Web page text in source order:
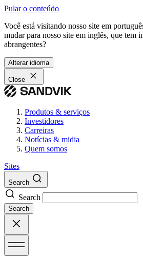
Pular o conteúdo
Você está visitando nosso site em
mudar para nosso site em inglês, que tem
abrangentes?
Alterar idioma
Close
Produtos & serviços
Investidores
Carreiras
Notícias & midia
Quem somos
Sites
Search
Search
Search